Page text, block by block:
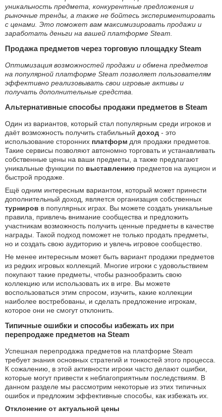
уникальность предмета, конкурентные предложения и
рыночные тренды, а также не бойтесь экспериментировать
с ценами. Это поможет вам максимизировать продажи и
заработать деньги на вашей платформе Steam.
Продажа предметов через торговую площадку Steam
Оптимизация возможностей продажи и обмена предметов
на популярной платформе Steam позволяет пользователям
эффективно реализовывать свои игровые активы и
получать дополнительные средства.
Альтернативные способы продажи предметов в Steam
Один из вариантов, который стал популярным среди игроков и
даёт возможность получить стабильный доход - это
использование сторонних платформ для продажи предметов.
Такие сервисы позволяют автономно торговать и устанавливать
собственные цены на ваши предметы, а также предлагают
уникальные функции по выставлению предметов на аукцион и
быстрой продаже.
Ещё одним интересным вариантом, который может принести
дополнительный доход, является организация собственных
турниров в популярных играх. Вы можете создать уникальные
правила, привлечь внимание сообщества и предложить
участникам возможность получить ценные предметы в качестве
награды. Такой подход поможет не только продать предметы,
но и создать свою аудиторию и увлечь игровое сообщество.
Не менее интересным может быть вариант продажи предметов
из редких игровых коллекций. Многие игроки с удовольствием
покупают такие предметы, чтобы разнообразить свою
коллекцию или использовать их в игре. Вы можете
воспользоваться этим спросом, изучить, какие коллекции
наиболее востребованы, и сделать предложение игрокам,
которое они не смогут отклонить.
Типичные ошибки и способы избежать их при
перепродаже предметов на Steam
Успешная перепродажа предметов на платформе Steam
требует знания основных стратегий и тонкостей этого процесса.
К сожалению, в этой активности игроки часто делают ошибки,
которые могут привести к неблагоприятным последствиям. В
данном разделе мы рассмотрим некоторые из этих типичных
ошибок и предложим эффективные способы, как избежать их.
Отклонение от актуальной цены